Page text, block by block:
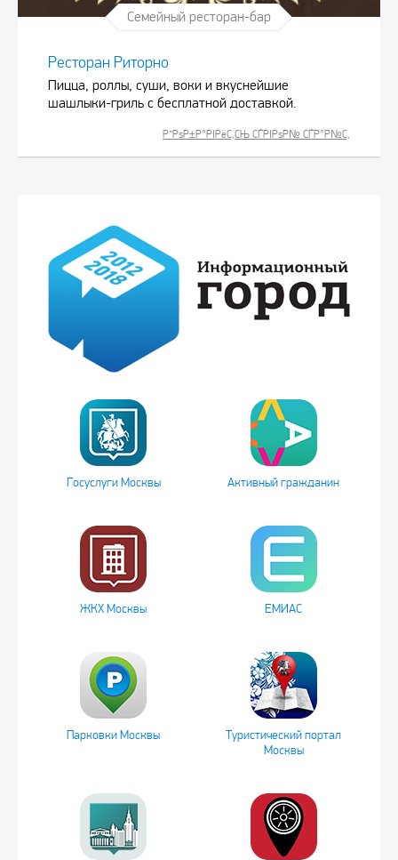
Семейный ресторан-бар
Ресторан Риторно
Пицца, роллы, суши, воки и вкуснейшие
шашлыки-гриль с бесплатной доставкой.
Р”РѕР±Р°РІРёС‚СЊ СЃРІРѕР№ СЃР°Р№С‚
Госуслуги Москвы Активный гражданин
ЖКХ Москвы ЕМИАС
Парковки Москвы
Туристический портал
Москвы